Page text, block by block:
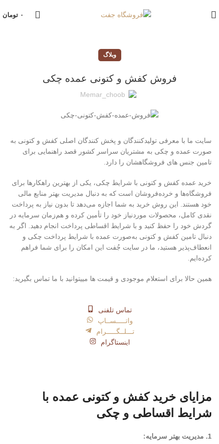
۰ تومان
وبلاگ
فروش کفش و کتونی عمده چکی
Memar_choob
سایت ما با معرفی تولیدکنندگان و پخش کنندگان اصلی کفش و کتونی به
صورت عمده و چکی به مشتریان سراسر کشور قصد راهنمایی برای
تامین جنس های فروشگاهشان را دارد.
خرید عمده کفش و کتونی با شرایط چکی، یکی از بهترین راهکارها برای
فروشگاه‌ها و خرده‌فروشان است که به دنبال مدیریت بهتر منابع مالی
خود هستند. این روش خرید به شما اجازه می‌دهد تا بدون نیاز به پرداخت
نقدی کامل، محصولات موردنیاز خود را تأمین کرده و هم‌زمان سرمایه در
گردش خود را حفظ کنید و با شرایط اقساطی پرداخت انجام دهید. اگر به
دنبال تامین کفش و کتونی به‌صورت عمده با شرایط پرداخت چکی و
انعطاف‌پذیر هستید، ما در سایت جُفت این امکان را برای شما فراهم
کرده‌ایم.
همین حالا برای استعلام موجودی و قیمت ها مییتوانید با ما تماس بگیرید:
تماس تلفنی
واتـــــســاپ
تـــلــگـــــرام
اینستاگرام
مزایای خرید کفش و کتونی عمده با
شرایط اقساطی و چکی
1. مدیریت بهتر سرمایه: